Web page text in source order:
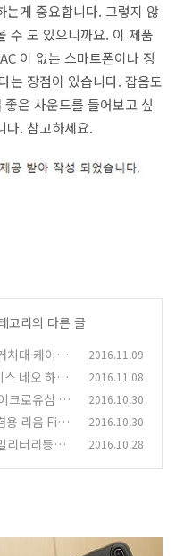
는게 중요합니다. 그렇지 않
수 도 있으니까요. 이 제품
이 없는 스마트폰이나 장
는 장점이 있습니다. 잡음도
은 사운드를 들어보고 싶
다. 참고하세요.
고리의 다른 글
치대 케이스
2016.11.09
스 네오 하이
2016.11.08
크로유심 나
2016.10.30
용 리움 FitU
2016.10.30
리터리등급 2016.10.28